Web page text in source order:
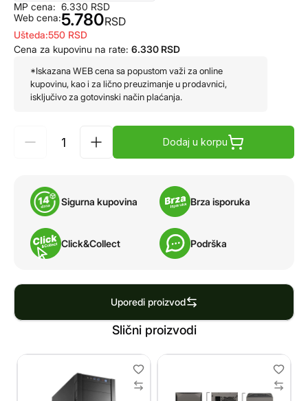
MP cena:
Web cena:
6.330 RSD
5.780RSD
Ušteda:550 RSD
Cena za kupovinu na rate: 6.330 RSD
*Iskazana WEB cena sa popustom važi za online
kupovinu, kao i za lično preuzimanje u prodavnici,
isključivo za gotovinski način plaćanja.
Dodaj u korpu
Sigurna kupovina Brza isporuka
Click&Collect Podrška
Uporedi proizvod
Slični proizvodi